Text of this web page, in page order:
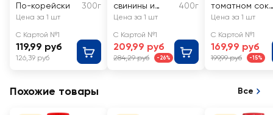
По-корейски
300г
Цена за 1 шт
С Картой №1
119,99 руб
126,39 руб
свинины и
говядины
400г
Цена за 1 шт
С Картой №1
209,99 руб
284,29 руб -26%
томатном соке
ДЯДЯ ВАНЯ
Цена за 1 шт
С Картой №1
169,99 руб
199,99 руб -15%
Похожие товары Все